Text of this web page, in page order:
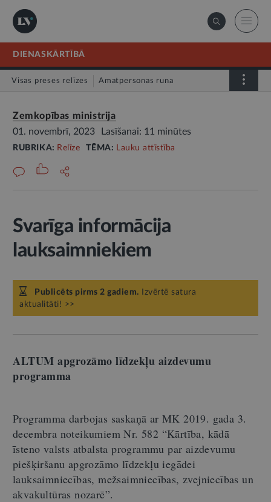
DIENASKĀRTĪBĀ
Visas preses relīzes Amatpersonas runa
Zemkopības ministrija
01. novembrī, 2023
Lasīšanai: 11 minūtes
RUBRIKA: Relīze TĒMA: Lauku attīstība
Svarīga informācija
lauksaimniekiem
Publicēts pirms 2 gadiem. Izvērtē satura
aktualitāti! >>
ALTUM apgrozāmo līdzekļu aizdevumu
programma
Programma darbojas saskaņā ar MK 2019. gada 3.
decembra noteikumiem Nr. 582 “Kārtība, kādā
īsteno valsts atbalsta programmu par aizdevumu
piešķiršanu apgrozāmo līdzekļu iegādei
lauksaimniecības, mežsaimniecības, zvejniecības un
akvakultūras nozarē”.